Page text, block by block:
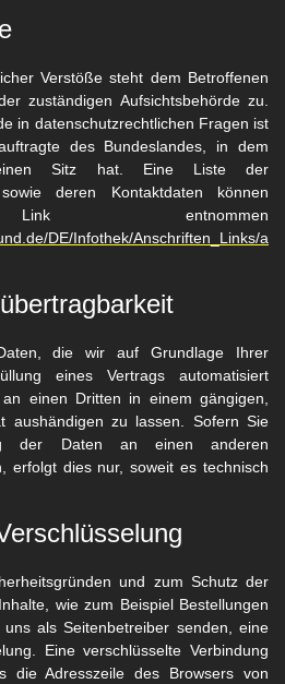
Verstöße steht dem Betroffenen
zuständigen Aufsichtsbehörde zu.
in datenschutzrechtlichen Fragen ist
des Bundeslandes, in dem
Sitz hat. Eine Liste der
sowie deren Kontaktdaten können
entnommen
DE/Infothek/Anschriften_Links/a
die wir auf Grundlage Ihrer
eines Vertrags automatisiert
einen Dritten in einem gängigen,
aushändigen zu lassen. Sofern Sie
der Daten an einen anderen
erfolgt dies nur, soweit es technisch
und zum Schutz der
wie zum Beispiel Bestellungen
als Seitenbetreiber senden, eine
Eine verschlüsselte Verbindung
die Adresszeile des Browsers von